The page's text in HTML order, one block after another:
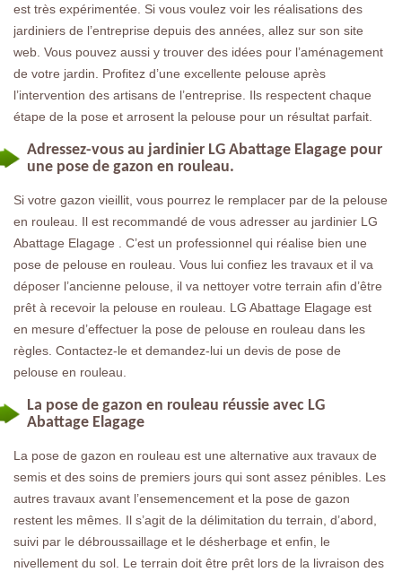
est très expérimentée. Si vous voulez voir les réalisations des
jardiniers de l’entreprise depuis des années, allez sur son site
web. Vous pouvez aussi y trouver des idées pour l’aménagement
de votre jardin. Profitez d’une excellente pelouse après
l’intervention des artisans de l’entreprise. Ils respectent chaque
étape de la pose et arrosent la pelouse pour un résultat parfait.
Adressez-vous au jardinier LG Abattage Elagage pour
une pose de gazon en rouleau.
Si votre gazon vieillit, vous pourrez le remplacer par de la pelouse
en rouleau. Il est recommandé de vous adresser au jardinier LG
Abattage Elagage . C’est un professionnel qui réalise bien une
pose de pelouse en rouleau. Vous lui confiez les travaux et il va
déposer l’ancienne pelouse, il va nettoyer votre terrain afin d’être
prêt à recevoir la pelouse en rouleau. LG Abattage Elagage est
en mesure d’effectuer la pose de pelouse en rouleau dans les
règles. Contactez-le et demandez-lui un devis de pose de
pelouse en rouleau.
La pose de gazon en rouleau réussie avec LG
Abattage Elagage
La pose de gazon en rouleau est une alternative aux travaux de
semis et des soins de premiers jours qui sont assez pénibles. Les
autres travaux avant l’ensemencement et la pose de gazon
restent les mêmes. Il s’agit de la délimitation du terrain, d’abord,
suivi par le débroussaillage et le désherbage et enfin, le
nivellement du sol. Le terrain doit être prêt lors de la livraison des